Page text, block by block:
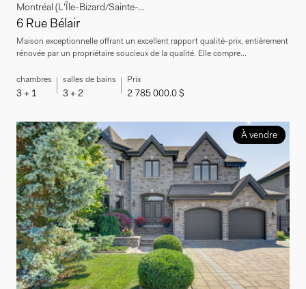
Montréal (L'Île-Bizard/Sainte-...
6 Rue Bélair
Maison exceptionnelle offrant un excellent rapport qualité-prix, entièrement
rénovée par un propriétaire soucieux de la qualité. Elle compre...
chambres
3 + 1
salles de bains
3 + 2
Prix
2 785 000.0 $
À vendre